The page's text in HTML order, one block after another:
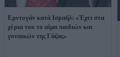
Ερντογάν κατά Ισραήλ: «Έχει στα
χέρια του το αίμα παιδιών και
γυναικών της Γάζας»